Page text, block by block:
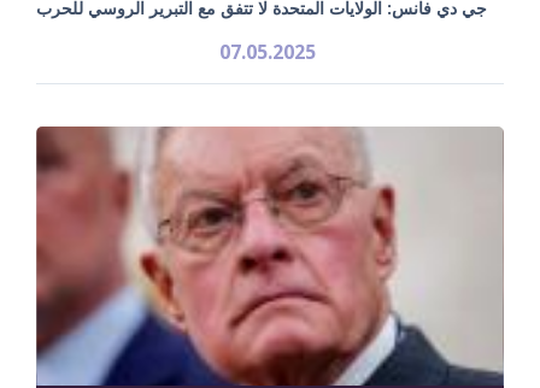
جي دي فانس: الولايات المتحدة لا تتفق مع التبرير الروسي للحرب
07.05.2025